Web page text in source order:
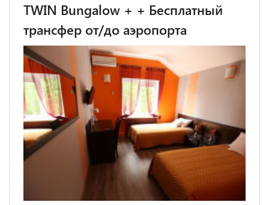
TWIN Bungalow + + Бесплатный
трансфер от/до аэропорта